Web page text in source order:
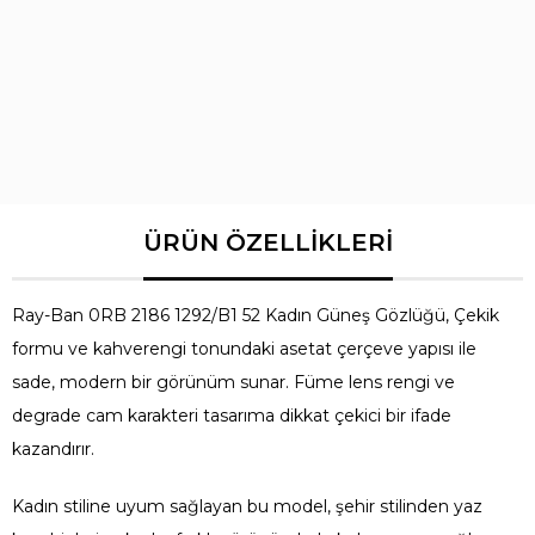
Ray-Ban 0RB 2186 1292/B1 52 Kadın Güneş Gözlüğü, Çekik
formu ve kahverengi tonundaki asetat çerçeve yapısı ile
sade, modern bir görünüm sunar. Füme lens rengi ve
degrade cam karakteri tasarıma dikkat çekici bir ifade
kazandırır.
Kadın stiline uyum sağlayan bu model, şehir stilinden yaz